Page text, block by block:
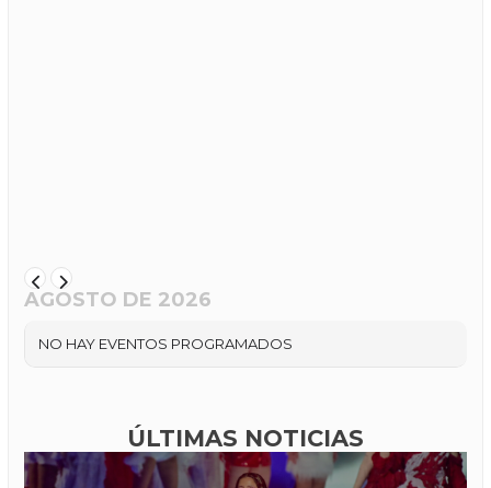
AGOSTO DE 2026
NO HAY EVENTOS PROGRAMADOS
ÚLTIMAS NOTICIAS